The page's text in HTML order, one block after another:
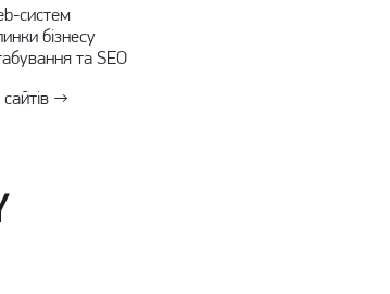
систем
бізнесу
та SEO
сайтів →